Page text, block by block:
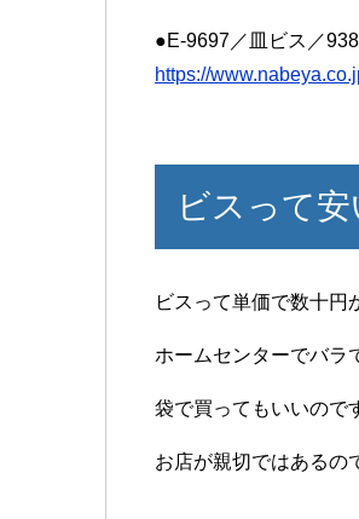
●E-9697／皿ビス／
https://
ビスって安
ビスって単価で数十円
ホームセンターでバラ
袋で買ってもいいので
お店が親切ではあるの